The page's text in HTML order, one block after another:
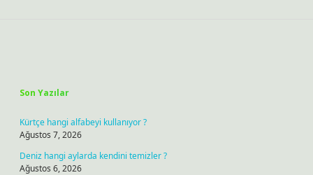
Son Yazılar
Kürtçe hangi alfabeyi kullanıyor ?
Ağustos 7, 2026
Deniz hangi aylarda kendini temizler ?
Ağustos 6, 2026